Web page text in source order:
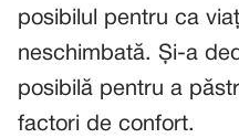
posibilul pentru ca
neschimbată. Și-a
posibilă pentru a
factori de confort.